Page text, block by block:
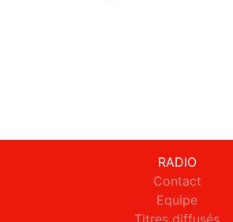
RADIO
Contact
Equipe